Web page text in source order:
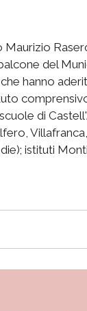
del
hanno
di
istituti